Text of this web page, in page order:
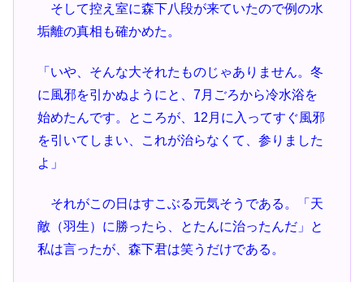
そして控え室に森下八段が来ていたので例の水
垢離の真相も確かめた。
「いや、そんな大それたものじゃありません。冬
に風邪を引かぬようにと、7月ごろから冷水浴を
始めたんです。ところが、12月に入ってすぐ風邪
を引いてしまい、これが治らなくて、参りました
よ」
それがこの日はすこぶる元気そうである。「天
敵（羽生）に勝ったら、とたんに治ったんだ」と
私は言ったが、森下君は笑うだけである。